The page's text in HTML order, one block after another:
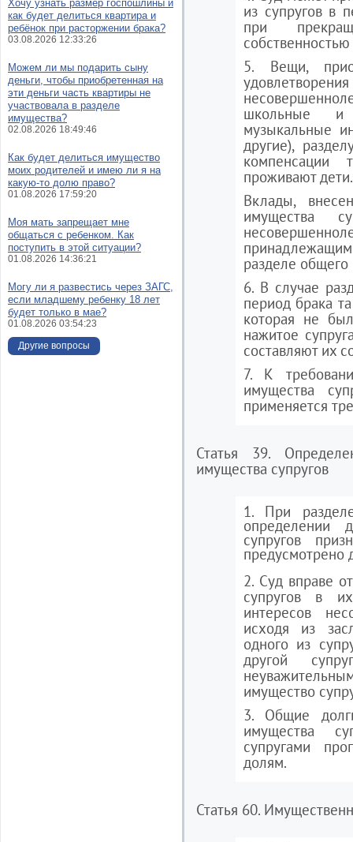
из супругов в
при
5. Вещи,
школьные и
музыкальные
другие),
проживают дети.
Вклады,
имущества
разделе общего
6. В случае
период брака
которая не
нажитое
составляют их
7. К
имущества
применяется
Статья 39.
имущества супругов
1. При
определении
супругов
предусмотрено
2. Суд вправе
супругов в
интересов
исходя из
одного из
другой
имущество
3. Общие
имущества
супругами
долям.
Статья 60.
Хочу узнать размер госпошлины и
как будет делиться квартира и
ребёнок при расторжении брака?
03.08.2026 12:33:26
Можем ли мы подарить сыну
деньги, чтобы приобретенная на
эти деньги часть квартиры не
участвовала в разделе
имущества?
02.08.2026 18:49:46
Как будет делиться имущество
моих родителей и имею ли я на
какую-то долю право?
01.08.2026 17:59:20
Моя мать запрещает мне
общаться с ребенком. Как
поступить в этой ситуации?
01.08.2026 14:36:21
Могу ли я развестись через ЗАГС,
если младшему ребенку 18 лет
будет только в мае?
01.08.2026 03:54:23
Другие вопросы